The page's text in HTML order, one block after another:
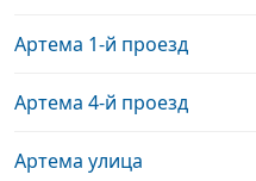
Артема 1-й проезд
Артема 4-й проезд
Артема улица